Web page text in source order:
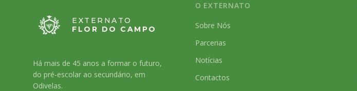
EXTERNATO
FLOR DO CAMPO
Há mais de 45 anos a formar o futuro,
do pré-escolar ao secundário, em
Odivelas.
O EXTERNATO
Sobre Nós
Parcerias
Notícias
Contactos